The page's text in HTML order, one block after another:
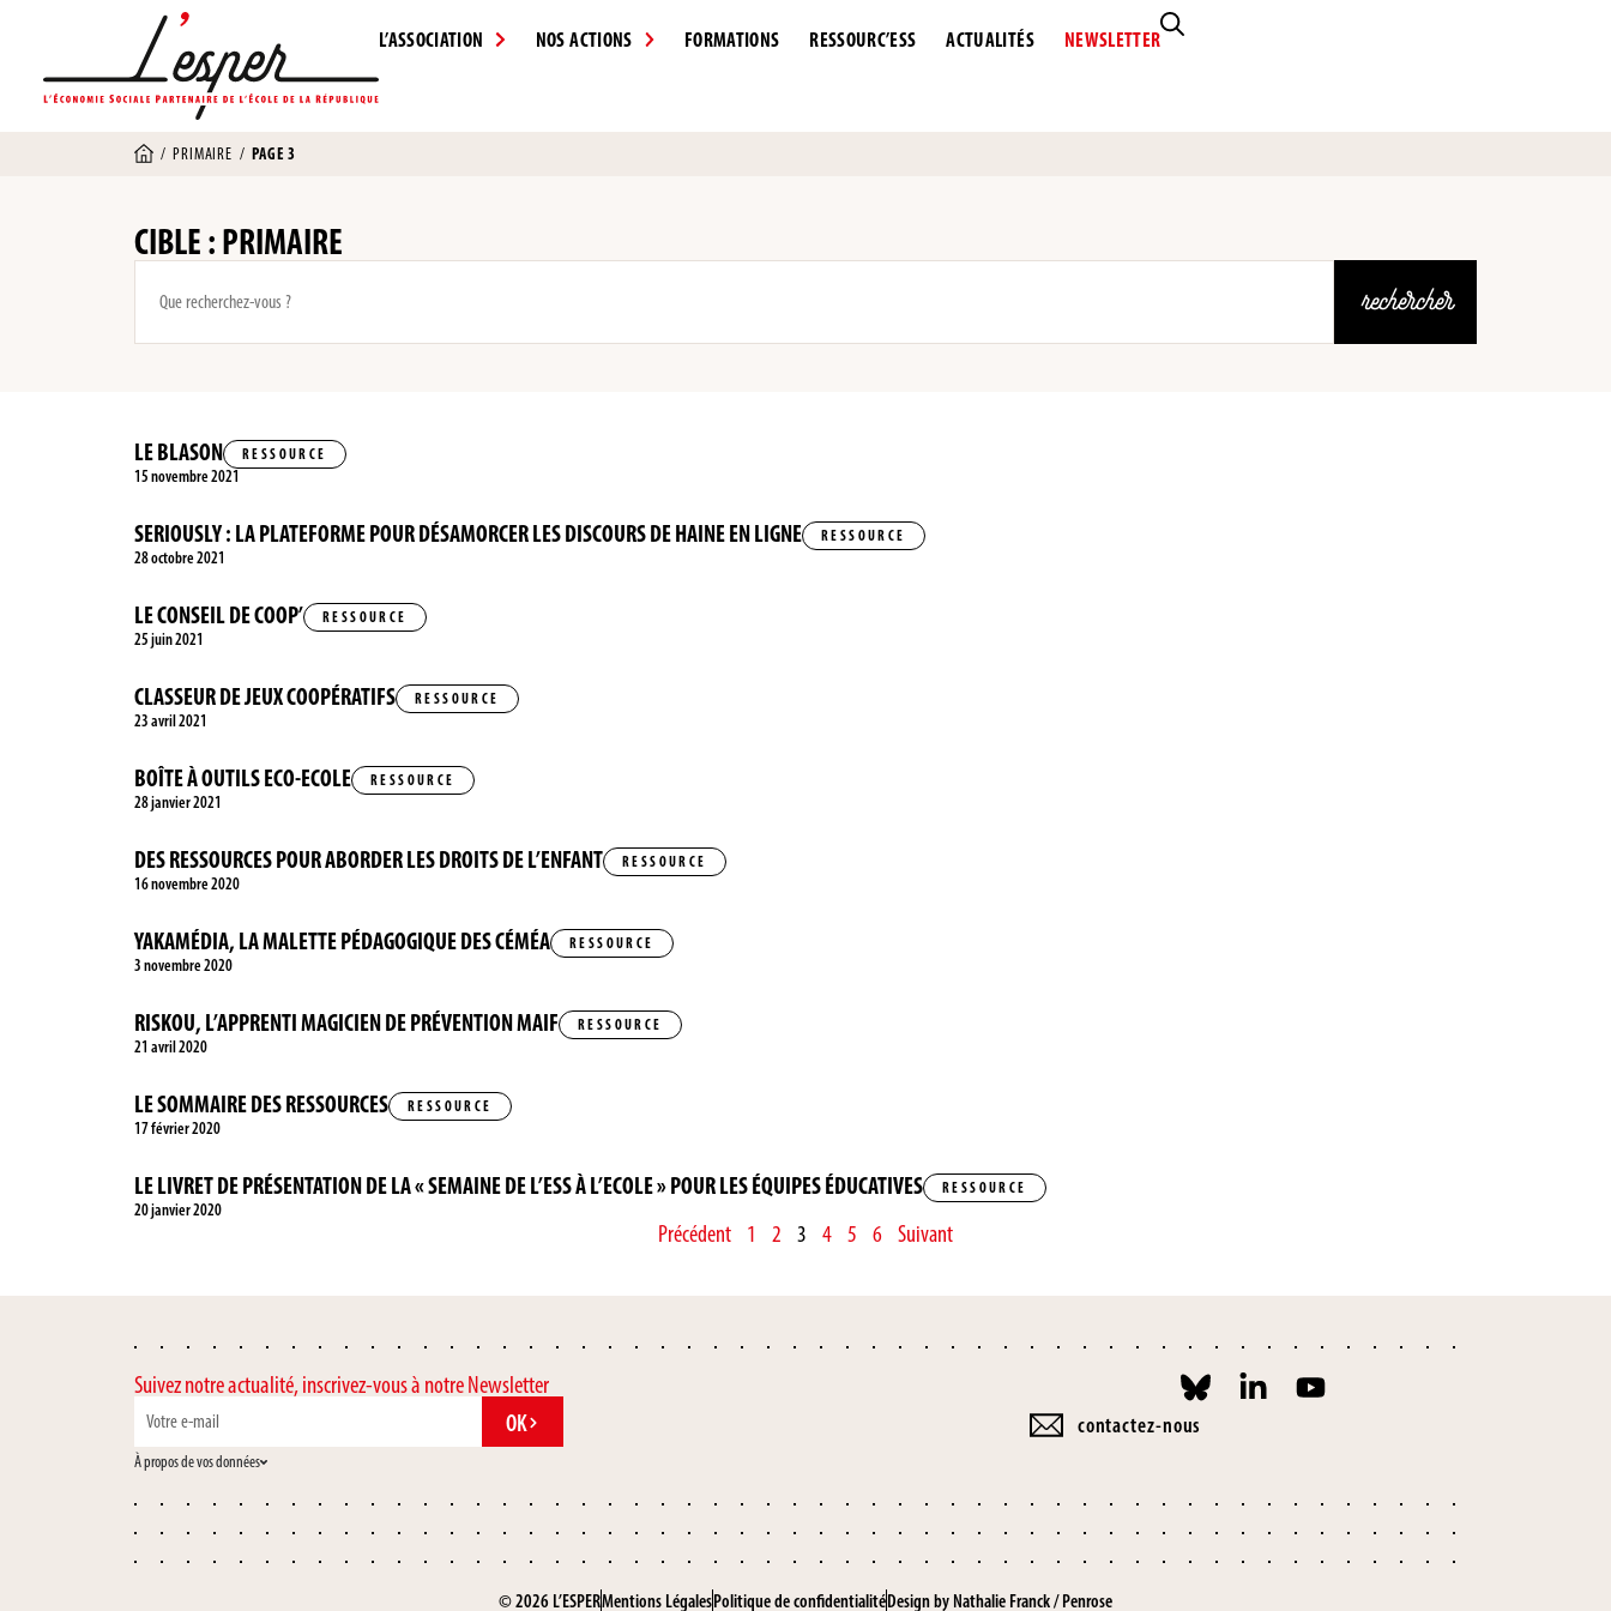
L’ASSOCIATION NOS ACTIONS FORMATIONS RESSOURC’ESS ACTUALITÉS NEWSLETTER
/PRIMAIRE /PAGE 3
CIBLE : PRIMAIRE
rechercher
LE BLASON RESSOURCE
15 novembre 2021
SERIOUSLY : LA PLATEFORME POUR DÉSAMORCER LES DISCOURS DE HAINE EN LIGNE RESSOURCE
28 octobre 2021
LE CONSEIL DE COOP’ RESSOURCE
25 juin 2021
CLASSEUR DE JEUX COOPÉRATIFS RESSOURCE
23 avril 2021
BOÎTE À OUTILS ECO-ECOLE RESSOURCE
28 janvier 2021
DES RESSOURCES POUR ABORDER LES DROITS DE L’ENFANT RESSOURCE
16 novembre 2020
YAKAMÉDIA, LA MALETTE PÉDAGOGIQUE DES CÉMÉA RESSOURCE
3 novembre 2020
RISKOU, L’APPRENTI MAGICIEN DE PRÉVENTION MAIF RESSOURCE
21 avril 2020
LE SOMMAIRE DES RESSOURCES RESSOURCE
17 février 2020
LE LIVRET DE PRÉSENTATION DE LA « SEMAINE DE L’ESS À L’ECOLE » POUR LES ÉQUIPES ÉDUCATIVES RESSOURCE
20 janvier 2020
Précédent 1 2 3 4 5 6 Suivant
Suivez notre actualité, inscrivez-vous à notre Newsletter
OK
À propos de vos données
contactez-nous
© 2026 L’ESPERMentions LégalesPolitique de confidentialitéDesign by Nathalie Franck/Penrose